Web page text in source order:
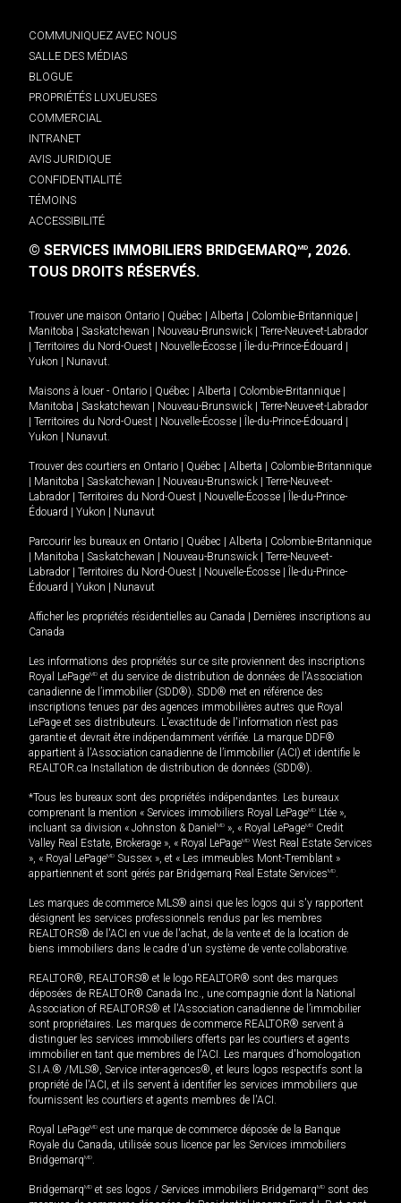
COMMUNIQUEZ AVEC NOUS
SALLE DES MÉDIAS
BLOGUE
PROPRIÉTÉS LUXUEUSES
COMMERCIAL
INTRANET
AVIS JURIDIQUE
CONFIDENTIALITÉ
TÉMOINS
ACCESSIBILITÉ
© SERVICES IMMOBILIERS BRIDGEMARQMD, 2026.
TOUS DROITS RÉSERVÉS.
Trouver une maison Ontario Québec Alberta Colombie-Britannique
Manitoba
Saskatchewan Nouveau-Brunswick
Terre-Neuve-et-Labrador
Territoires du Nord-Ouest Nouvelle-Écosse Île-du-Prince-Édouard
Yukon
Nunavut.
Maisons à louer - Ontario Québec Alberta Colombie-Britannique
Manitoba
Saskatchewan Nouveau-Brunswick
Terre-Neuve-et-Labrador
Territoires du Nord-Ouest Nouvelle-Écosse Île-du-Prince-Édouard
Yukon
Nunavut.
Trouver des courtiers en Ontario Québec Alberta
Colombie-Britannique
Manitoba Saskatchewan Nouveau-Brunswick
Terre-Neuve-et-
Labrador
Territoires du Nord-Ouest Nouvelle-Écosse
Île-du-Prince-
Édouard
Yukon Nunavut
Parcourir les bureaux en Ontario Québec Alberta
Colombie-Britannique
Manitoba Saskatchewan Nouveau-Brunswick
Terre-Neuve-et-
Labrador
Territoires du Nord-Ouest Nouvelle-Écosse
Île-du-Prince-
Édouard
Yukon Nunavut
Afficher les propriétés résidentielles au Canada
Dernières inscriptions au
Canada
Les informations des propriétés sur ce site proviennent des inscriptions
Royal LePageMD et du service de distribution de données de l'Association
canadienne de l’immobilier (SDD®). SDD® met en référence des
inscriptions tenues par des agences immobilières autres que Royal
LePage et ses distributeurs. L'exactitude de l'information n'est pas
garantie et devrait être indépendamment vérifiée. La marque DDF®
appartient à l'Association canadienne de l’immobilier (ACI) et identifie le
REALTOR.ca Installation de distribution de données (SDD®).
*Tous les bureaux sont des propriétés indépendantes. Les bureaux
comprenant la mention « Services immobiliers Royal LePageMD Ltée »,
incluant sa division « Johnston & Daniel MD », « Royal LePageMD Credit
Valley Real Estate, Brokerage », « Royal LePageMD West Real Estate Services
», « Royal LePageMD Sussex », et « Les immeubles Mont-Tremblant »
appartiennent et sont gérés par Bridgemarq Real Estate ServicesMD.
Les marques de commerce MLS® ainsi que les logos qui s'y rapportent
désignent les services professionnels rendus par les membres
REALTORS® de l'ACI en vue de l'achat, de la vente et de la location de
biens immobiliers dans le cadre d'un système de vente collaborative.
REALTOR®, REALTORS® et le logo REALTOR® sont des marques
déposées de REALTOR® Canada Inc., une compagnie dont la National
Association of REALTORS® et l'Association canadienne de l’immobilier
sont propriétaires. Les marques de commerce REALTOR® servent à
distinguer les services immobiliers offerts par les courtiers et agents
immobilier en tant que membres de l'ACI. Les marques d'homologation
S.I.A.® /MLS®, Service inter-agences®, et leurs logos respectifs sont la
propriété de l'ACI, et ils servent à identifier les services immobiliers que
fournissent les courtiers et agents membres de l'ACI.
Royal LePageMD est une marque de commerce déposée de la Banque
Royale du Canada, utilisée sous licence par les Services immobiliers
BridgemarqMD.
BridgemarqMD et ses logos / Services immobiliers BridgemarqMD sont des